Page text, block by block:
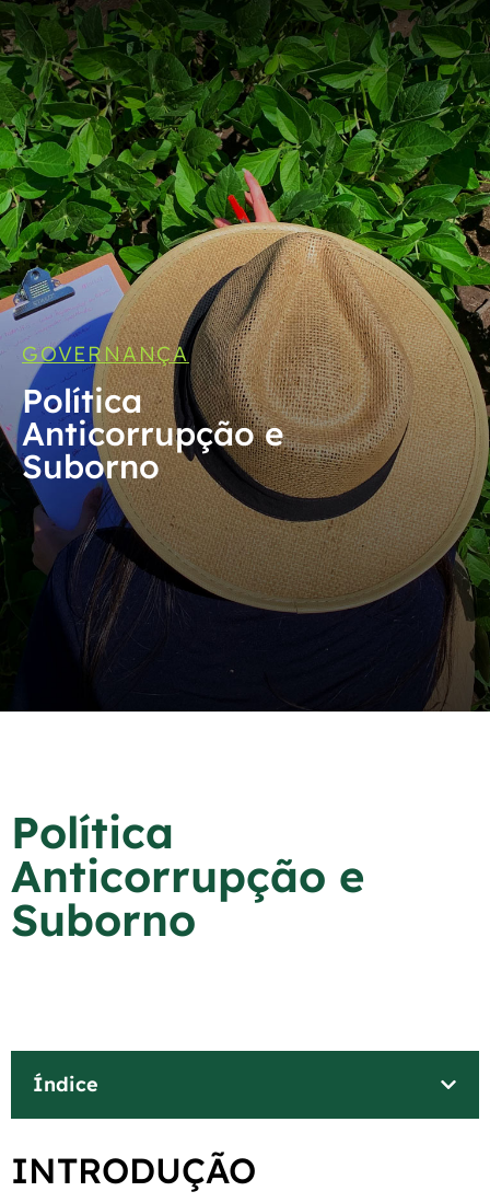
GOVERNANÇA
Política
Anticorrupção e
Suborno
Política
Anticorrupção e
Suborno
Índice
INTRODUÇÃO